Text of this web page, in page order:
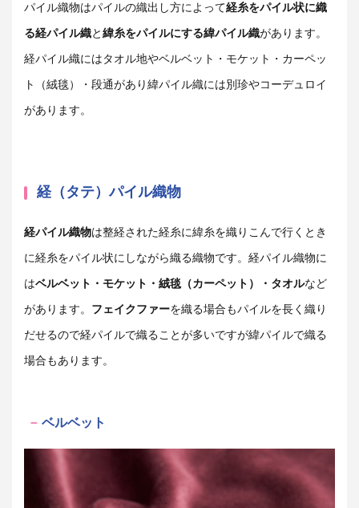
パイル織物はパイルの織出し方によって経糸をパイル状に織
る経パイル織と緯糸をパイルにする緯パイル織があります。
経パイル織にはタオル地やベルベット・モケット・カーペッ
ト（絨毯）・段通があり緯パイル織には別珍やコーデュロイ
があります。
経（タテ）パイル織物
経パイル織物は整経された経糸に緯糸を織りこんで行くとき
に経糸をパイル状にしながら織る織物です。経パイル織物に
はベルベット・モケット・絨毯（カーペット）・タオルなど
があります。 フェイクファーを織る場合もパイルを長く織り
だせるので経パイルで織ることが多いですが緯パイルで織る
場合もあります。
ベルベット